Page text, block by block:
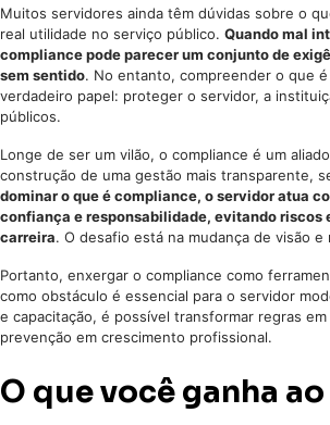
Muitos servidores ainda têm dúvidas sobre o
real utilidade no serviço público. Quando mal
compliance pode parecer um conjunto de
sem sentido. No entanto, compreender o que
verdadeiro papel: proteger o servidor, a
públicos.
Longe de ser um vilão, o compliance é um
construção de uma gestão mais transparente,
dominar o que é compliance, o servidor atua
confiança e responsabilidade, evitando riscos
carreira. O desafio está na mudança de visão e
Portanto, enxergar o compliance como
como obstáculo é essencial para o servidor
e capacitação, é possível transformar regras
prevenção em crescimento profissional.
O que você ganha